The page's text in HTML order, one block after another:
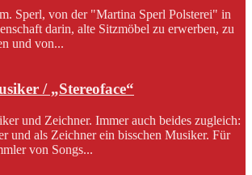
Sperl, von der "Martina Sperl Polsterei" in
darin, alte Sitzmöbel zu erwerben, zu
und von...
/ „Stereoface“
und Zeichner. Immer auch beides zugleich:
und als Zeichner ein bisschen Musiker. Für
von Songs...